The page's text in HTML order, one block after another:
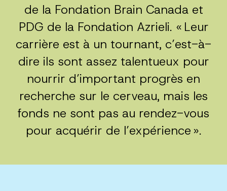
de la Fondation Brain Canada et
PDG de la Fondation Azrieli. « Leur
carrière est à un tournant, c’est-à-
dire ils sont assez talentueux pour
nourrir d’important progrès en
recherche sur le cerveau, mais les
fonds ne sont pas au rendez-vous
pour acquérir de l’expérience ».